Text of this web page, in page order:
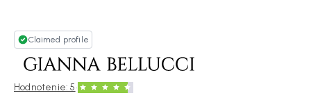
Claimed profile
Hodnotenie: 5·